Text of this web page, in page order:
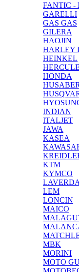
FANTIC -
GARELLI
GAS GAS
GILERA
HAOJIN
HARLEY
HEINKEL
HONDA
INDIAN
ITALJET
JAWA
KASEA
KTM
KYMCO
LAVERDA
LEM
LONCIN
MAICO
MBK
MORINI
MOTO